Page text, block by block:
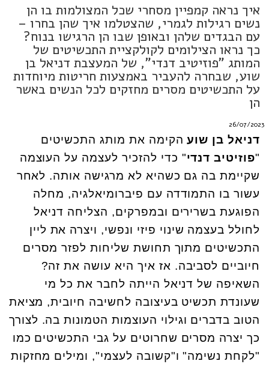
איך נראה קמפיין מסחרי שכל המצולמות בו הן
נשים רגילות לגמרי, שהצטלמו איך שהן בחרו –
עם הבגדים שלהן ובאופן שבו הן הרגישו בנוח?
כך נראו הצילומים לקולקציית התכשיטים של
המותג "פוזיטיב דנדי", של המעצבת דניאל בן
שוע, שבחרה להעביר באמצעות חריטות מיוחדות
על התכשיטים מסרים מחזקים לכל הנשים באשר
הן
26/07/2023
דניאל בן שועהקימה את מותג התכשיטים
"פוזיטיב דנדי" כדי להזכיר לעצמה על העוצמה
שקיימת בה גם כשהיא לא מרגישה אותה. לאחר
עשור בו התמודדה עם פיברומיאלגיה, מחלה
הפוגעת בשרירים ובמפרקים, הצליחה דניאל
לחולל בעצמה שינוי פיזי ונפשי, ויצרה את ליין
התכשיטים מתוך תחושת שליחות לפזר מסרים
חיוביים לסביבה. אז איך היא עושה את זה?
השאיפה של דניאל הייתה לחבר את כל מי
שעונדת תכשיט בעיצובה לחשיבה חיובית, מציאת
הטוב בדברים וגילוי העוצמות הטמונות בה. לצורך
כך יצרה מסרים שחרוטים על גבי התכשיטים כמו
"לקחת נשימה" ו"קשובה לעצמי", ומילים מחזקות